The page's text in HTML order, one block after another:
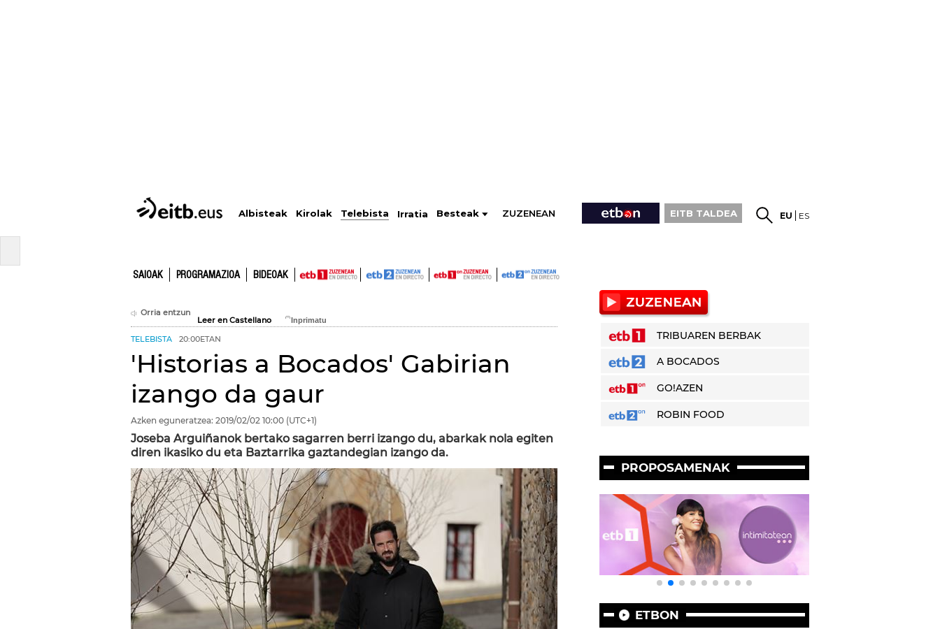
Albisteak Kirolak Telebista Irratia Besteak ZUZENEAN EITB TALDEA EU ES
SAIOAK PROGRAMAZIOA BIDEOAK
Orria entzun
Leer en Castellano
TELEBISTA 20:00ETAN
'Historias a Bocados' Gabirian
izango da gaur
Azken eguneratzea: 2019/02/02 10:00 (UTC+1)
Joseba Arguiñanok bertako sagarren berri izango du, abarkak nola egiten
diren ikasiko du eta Baztarrika gaztandegian izango da.
TRIBUAREN BERBAK
A BOCADOS
GO!AZEN
ROBIN FOOD
PROPOSAMENAK
ETBON